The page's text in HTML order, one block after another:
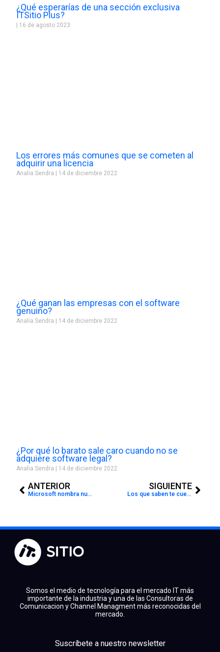
¿Qué esperarías de una sección exclusiva
ITSitio Plus?
16 de agosto 2023
Los errores más comunes que se cometen al
adquirir una licencia
Analia Sendra 14 de diciembre 2022
¿Qué ganan las empresas con el software
genuino?
Analia Sendra 14 de diciembre 2022
¿Por qué lo barato sale caro cuando no se
adquiere software legal?
Analia Sendra 14 de diciembre 2022
ANTERIOR
Microsoft nombra nueva directora de Socios para México
SIGUIENTE
Los que saben te cuentan por qué LG Ultrawide es la opción para profesionales creativos
Somos el medio de tecnología para el mercado IT más
importante de la industria y una de las Consultoras de
Comunicacion y Channel Managment más reconocidas del
mercado.
Suscríbete a nuestro newsletter
linkedinyoutubeinstagram
spotify